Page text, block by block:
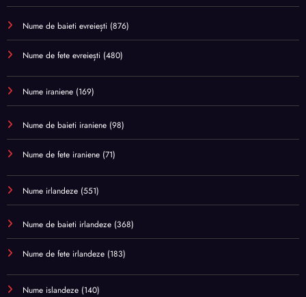
Nume de baieti evreiești (876)
Nume de fete evreiești (480)
Nume iraniene (169)
Nume de baieti iraniene (98)
Nume de fete iraniene (71)
Nume irlandeze (551)
Nume de baieti irlandeze (368)
Nume de fete irlandeze (183)
Nume islandeze (140)